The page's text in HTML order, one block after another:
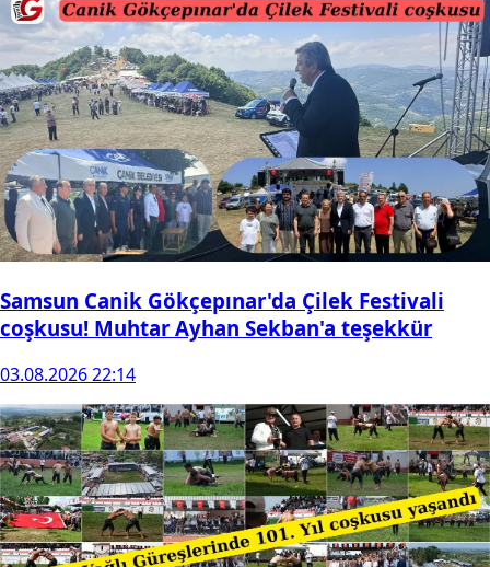
Samsun Canik Gökçepınar'da Çilek Festivali
coşkusu! Muhtar Ayhan Sekban'a teşekkür
03.08.2026 22:14